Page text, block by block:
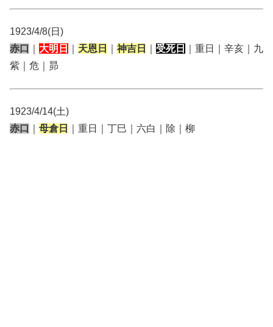
1923/4/8(日)
赤口
大明日 天恩日 神吉日 受死日
｜重日｜辛亥｜九
紫｜危｜昴
1923/4/14(土)
赤口
母倉日 ｜重日｜丁巳｜六白｜除｜柳